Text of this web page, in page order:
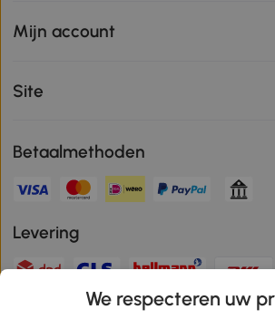
Mijn account
Site
Betaalmethoden
Levering
Veilige betaling
We respecteren uw